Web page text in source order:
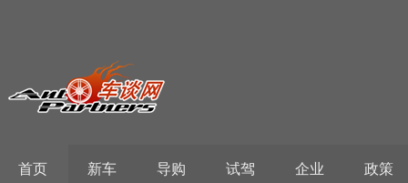
首页 新车 导购 试驾 企业 政策